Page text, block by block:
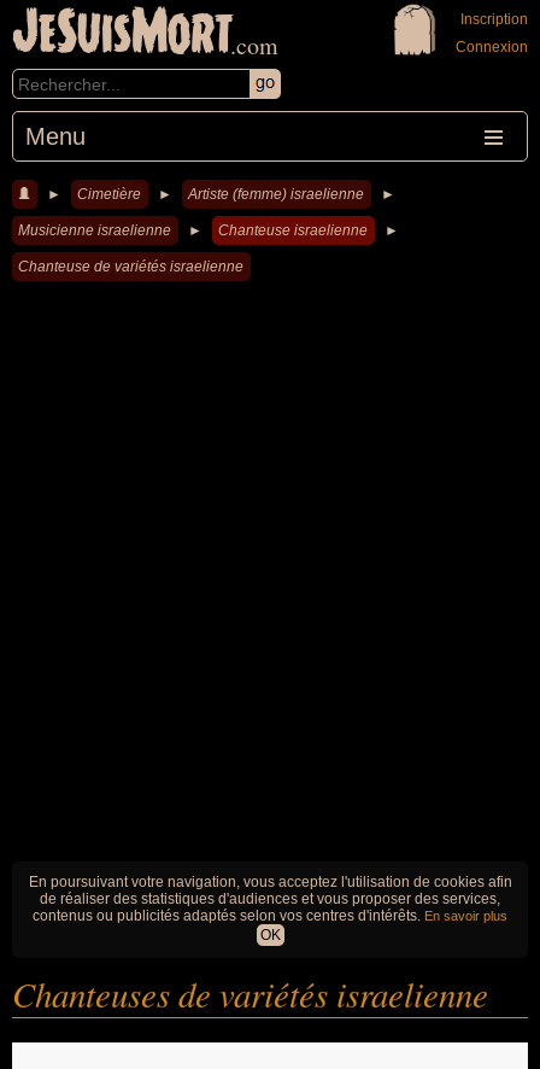
JeSuisMort.com
Menu
Inscription
Connexion
► Cimetière ► Artiste (femme) israelienne ►
Musicienne israelienne ► Chanteuse israelienne ►
Chanteuse de variétés israelienne
En poursuivant votre navigation, vous acceptez l'utilisation de cookies afin
de réaliser des statistiques d'audiences et vous proposer des services,
contenus ou publicités adaptés selon vos centres d'intérêts. En savoir plus
OK
Chanteuses de variétés israelienne